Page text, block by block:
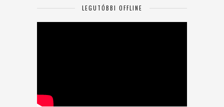
LEGUTÓBBI OFFLINE